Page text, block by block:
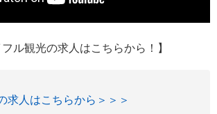
ル観光の求人はこちらから！】
求人はこちらから＞＞＞